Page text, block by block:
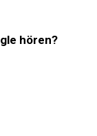
hören?